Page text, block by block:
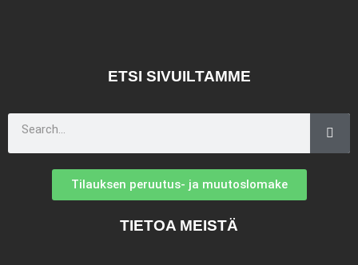
ETSI SIVUILTAMME
Tilauksen peruutus- ja muutoslomake
TIETOA MEISTÄ